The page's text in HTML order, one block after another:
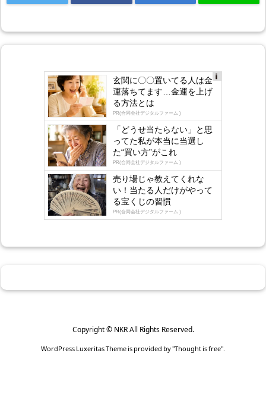
gly
玄関に〇〇置いてる人は金
運落ちてます…金運を上げ
る方法とは
PR(合同会社デジタルファーム )
「どうせ当たらない」と思
ってた私が本当に当選し
た“買い方”がこれ
PR(合同会社デジタルファーム )
売り場じゃ教えてくれな
い！当たる人だけがやって
る宝くじの習慣
PR(合同会社デジタルファーム )
Copyright © NKRAll Rights Reserved.
WordPress Luxeritas Theme is provided by "Thought is free".